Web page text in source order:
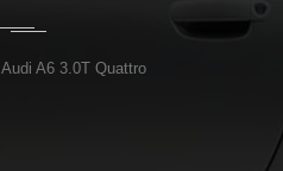
Audi A6 3.0T Quattro